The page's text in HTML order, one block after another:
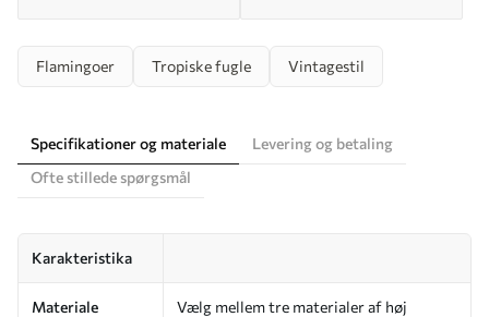
Flamingoer Tropiske fugle Vintagestil
Specifikationer og materiale
Levering og betaling
Ofte stillede spørgsmål
Karakteristika
Materiale
Vælg mellem tre materialer af høj